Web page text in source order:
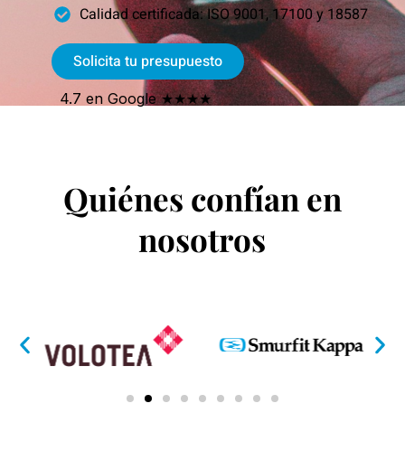
Calidad certificada: ISO 9001, 17100 y 18587
Solicita tu presupuesto
4.7 en Google ★★★★
Quiénes confían en
nosotros